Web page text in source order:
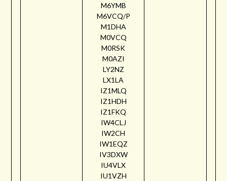
M6YMB
M6VCQ/P
M1DHA
M0VCQ
M0RSK
M0AZI
LY2NZ
LX1LA
IZ1MLQ
IZ1HDH
IZ1FKQ
IW4CLJ
IW2CH
IW1EQZ
IV3DXW
IU4VLX
IU1VZH